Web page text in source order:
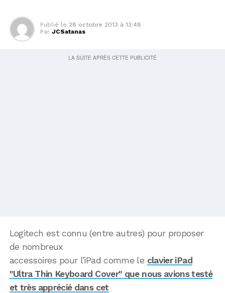
Publié le 28 octobre 2013 à 13:48
Par JCSatanas
Logitech est connu (entre autres) pour proposer
de nombreux
accessoires pour l’iPad comme le clavier iPad
"Ultra Thin Keyboard Cover" que nous avions testé
et très apprécié dans cet